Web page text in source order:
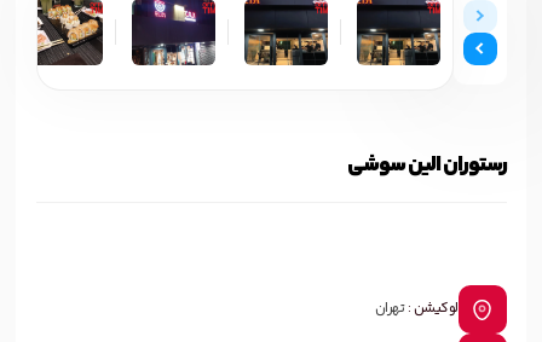
رستوران الین سوشی
لوکیشن :تهران